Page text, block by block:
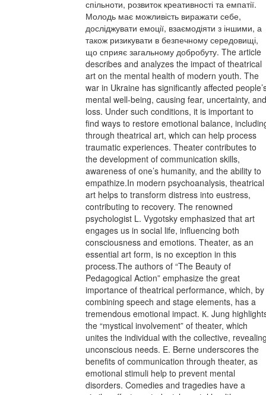
спільноти, розвиток креативності та емпатії.
Молодь має можливість виражати себе,
досліджувати емоції, взаємодіяти з іншими, а
також ризикувати в безпечному середовищі,
що сприяє загальному добробуту. The article
describes and analyzes the impact of theatrical
art on the mental health of modern youth. The
war in Ukraine has significantly affected
mental well-being, causing fear, uncertainty, and
loss. Under such conditions, it is important to
find ways to restore emotional balance,
through theatrical art, which can help process
traumatic experiences. Theater contributes to
the development of communication skills,
awareness of one’s humanity, and the ability to
empathize.In modern psychoanalysis, theatrical
art helps to transform distress into eustress,
contributing to recovery. The renowned
psychologist L. Vygotsky emphasized that art
engages us in social life, influencing both
consciousness and emotions. Theater, as an
essential art form, is no exception in this
process.The authors of “The Beauty of
Pedagogical Action” emphasize the great
importance of theatrical performance, which, by
combining speech and stage elements, has a
tremendous emotional impact. К. Jung
the “mystical involvement” of theater, which
unites the individual with the collective,
unconscious needs. E. Berne underscores the
benefits of communication through theater, as
emotional stimuli help to prevent mental
disorders. Comedies and tragedies have a